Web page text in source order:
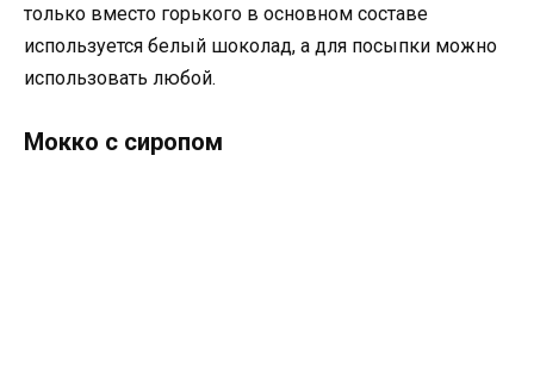
только вместо горького в основном составе
используется белый шоколад, а для посыпки можно
использовать любой.
Мокко с сиропом